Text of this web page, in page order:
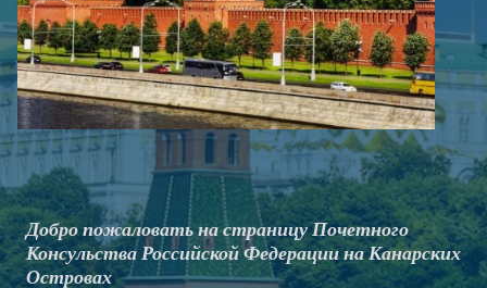
Добро пожаловать на страницу Почетного
Консульства Российской Федерации на Канарских
Островах